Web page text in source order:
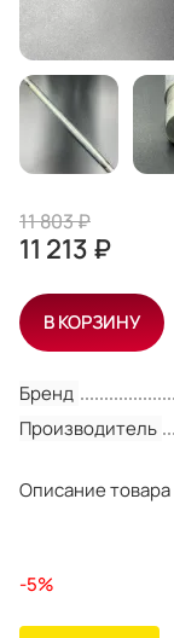
Бренд
Производитель
Описание товара
-5%
11 803 ₽
11 213 ₽
В КОРЗИНУ